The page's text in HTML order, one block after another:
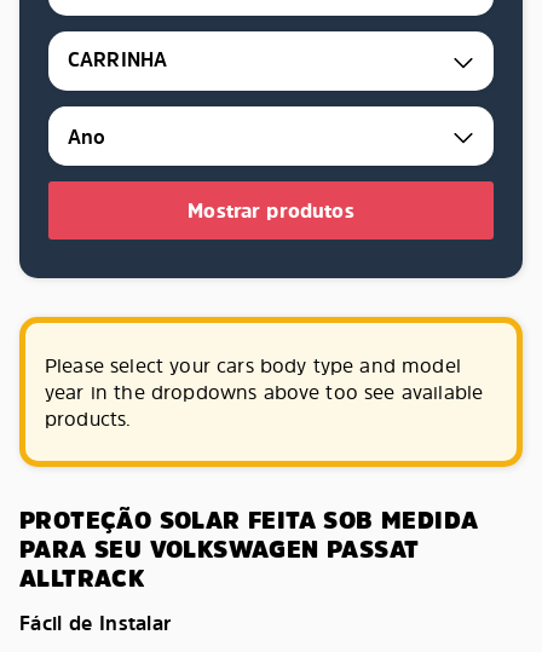
CARRINHA
Mostrar produtos
Please select your cars body type and model
year in the dropdowns above too see available
products.
PROTEÇÃO SOLAR FEITA SOB MEDIDA
PARA SEU VOLKSWAGEN PASSAT
ALLTRACK
Fácil de Instalar